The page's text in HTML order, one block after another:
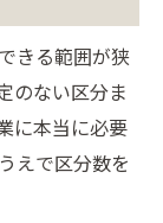
きる範囲が狭
のない区分ま
に本当に必要
えで区分数を